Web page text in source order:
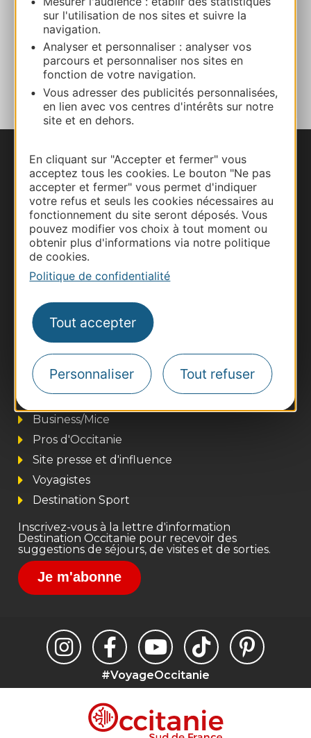
sur l'utilisation de nos sites et suivre la
navigation.
Analyser et personnaliser : analyser vos
parcours et personnaliser nos sites en
fonction de votre navigation.
Vous adresser des publicités personnalisées,
en lien avec vos centres d'intérêts sur notre
site et en dehors.
En cliquant sur "Accepter et fermer" vous
acceptez tous les cookies. Le bouton "Ne pas
accepter et fermer" vous permet d'indiquer
votre refus et seuls les cookies nécessaires au
fonctionnement du site seront déposés. Vous
pouvez modifier vos choix à tout moment ou
obtenir plus d'informations via notre politique
de cookies.
Politique de confidentialité
Tout accepter
Personnaliser Tout refuser
Facebook
AJOUTER
AU CARNET
Nous contacter
Carte interactive
Documentation
Business/Mice
Pros d'Occitanie
Site presse et d'influence
Voyagistes
Destination Sport
Inscrivez-vous à la lettre d'information
Destination Occitanie pour recevoir des
suggestions de séjours, de visites et de sorties.
Je m'abonne
#VoyageOccitanie